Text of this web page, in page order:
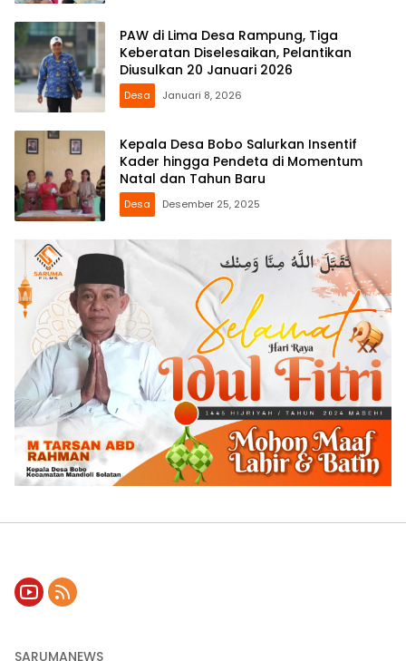
PAW di Lima Desa Rampung, Tiga
Keberatan Diselesaikan, Pelantikan
Diusulkan 20 Januari 2026
Desa Januari 8, 2026
Kepala Desa Bobo Salurkan Insentif
Kader hingga Pendeta di Momentum
Natal dan Tahun Baru
Desa Desember 25, 2025
SARUMANEWS